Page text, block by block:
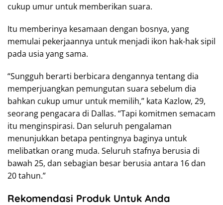
cukup umur untuk memberikan suara.
Itu memberinya kesamaan dengan bosnya, yang
memulai pekerjaannya untuk menjadi ikon hak-hak sipil
pada usia yang sama.
“Sungguh berarti berbicara dengannya tentang dia
memperjuangkan pemungutan suara sebelum dia
bahkan cukup umur untuk memilih,” kata Kazlow, 29,
seorang pengacara di Dallas. “Tapi komitmen semacam
itu menginspirasi. Dan seluruh pengalaman
menunjukkan betapa pentingnya baginya untuk
melibatkan orang muda. Seluruh stafnya berusia di
bawah 25, dan sebagian besar berusia antara 16 dan
20 tahun.”
Rekomendasi Produk Untuk Anda